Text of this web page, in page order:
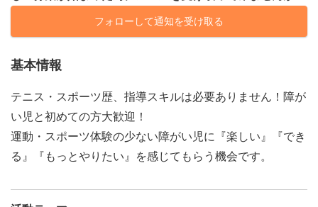
フォローして通知を受け取る
基本情報
テニス・スポーツ歴、指導スキルは必要ありません！障が
い児と初めての方大歓迎！
運動・スポーツ体験の少ない障がい児に『楽しい』『でき
る』『もっとやりたい』を感じてもらう機会です。